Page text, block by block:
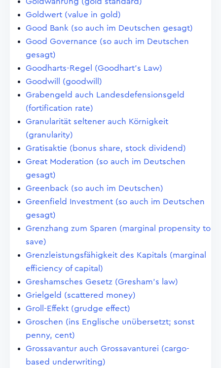
Goldwert (value in gold)
Good Bank (so auch im Deutschen gesagt)
Good Governance (so auch im Deutschen
gesagt)
Goodharts-Regel (Goodhart's Law)
Goodwill (goodwill)
Grabengeld auch Landesdefensionsgeld
(fortification rate)
Granularität seltener auch Körnigkeit
(granularity)
Gratisaktie (bonus share, stock dividend)
Great Moderation (so auch im Deutschen
gesagt)
Greenback (so auch im Deutschen)
Greenfield Investment (so auch im Deutschen
gesagt)
Grenzhang zum Sparen (marginal propensity to
save)
Grenzleistungsfähigkeit des Kapitals (marginal
efficiency of capital)
Greshamsches Gesetz (Gresham's law)
Grielgeld (scattered money)
Groll-Effekt (grudge effect)
Groschen (ins Englische unübersetzt; sonst
penny, cent)
Grossavantur auch Grossavanturei (cargo-
based underwriting)